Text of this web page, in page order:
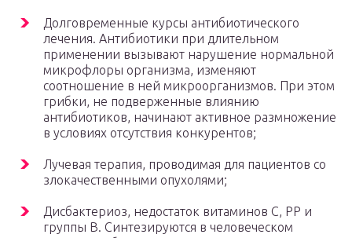
Долговременные курсы антибиотического
лечения. Антибиотики при длительном
применении вызывают нарушение нормальной
микрофлоры организма, изменяют
соотношение в ней микроорганизмов. При этом
грибки, не подверженные влиянию
антибиотиков, начинают активное размножение
в условиях отсутствия конкурентов;
Лучевая терапия, проводимая для пациентов со
злокачественными опухолями;
Дисбактериоз, недостаток витаминов C, PP и
группы B. Синтезируются в человеческом